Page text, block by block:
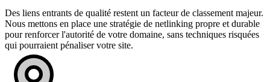
Des liens entrants de qualité restent un facteur de classement majeur.
Nous mettons en place une stratégie de netlinking propre et durable
pour renforcer l'autorité de votre domaine, sans techniques risquées
qui pourraient pénaliser votre site.